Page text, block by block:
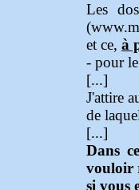
Les
et ce, à
- pour
[...]
J'attire
de
[...]
Dans
vouloir
si vous